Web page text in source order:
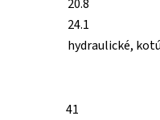
20.8
24.1
hydraulické,
41